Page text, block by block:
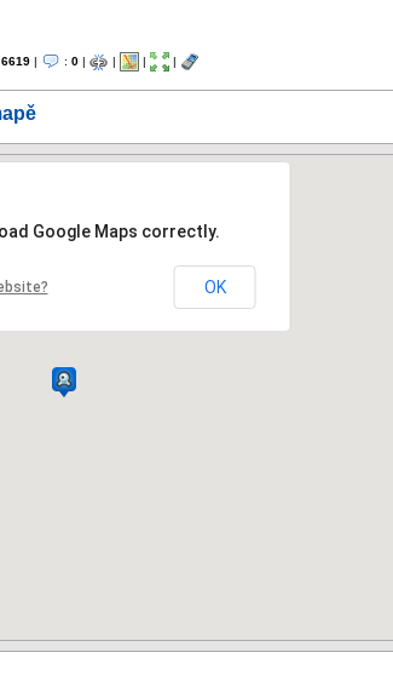
6619 | : 0 | | | |
Google Maps correctly.
OK